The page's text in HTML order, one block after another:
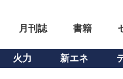
月刊誌 書籍
火力 新エネ